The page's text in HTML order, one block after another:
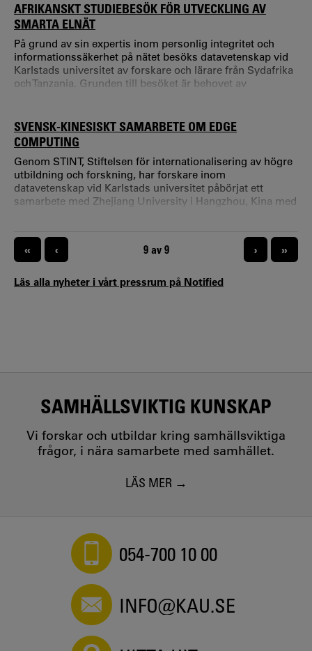
AFRIKANSKT STUDIEBESÖK FÖR UTVECKLING AV
SMARTA ELNÄT
På grund av sin expertis inom personlig integritet och
informationssäkerhet på nätet besöks datavetenskap vid
Karlstads universitet av forskare och lärare från Sydafrika
och Tanzania. Grunden till besöket är behovet av
hållbarhets- och utvecklingsfråga.
SVENSK-KINESISKT SAMARBETE OM EDGE
COMPUTING
Genom STINT, Stiftelsen för internationalisering av högre
utbildning och forskning, har forskare inom
datavetenskap vid Karlstads universitet påbörjat ett
samarbete med Zhejiang University i Hangzhou, Kina med
University kommer att arbeta i det ettåriga projektet. -
Under cirka en månad i början av projektet så besöker vi
PAGINERING
« ‹ NUVARANDE SIDA
9 av 9 › »
Läs alla nyheter i vårt pressrum på Notified
SAMHÄLLSVIKTIG KUNSKAP
Vi forskar och utbildar kring samhällsviktiga
frågor, i nära samarbete med samhället.
LÄS MER
054-700 10 00
INFO@KAU.SE